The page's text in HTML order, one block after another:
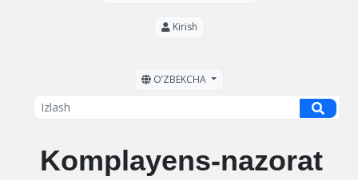
Kirish
OʼZBEKCHA
Komplayens-nazorat